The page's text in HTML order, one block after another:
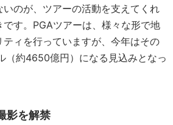
いのが、ツアーの活動を支えてくれ
す。PGAツアーは、様々な形で地
ィを行っていますが、今年はその
（約4650億円）になる見込みとなっ
影を解禁